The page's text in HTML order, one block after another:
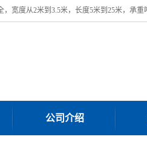
公司介绍